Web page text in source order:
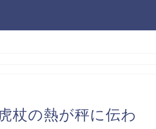
杖の熱が秤に伝わ